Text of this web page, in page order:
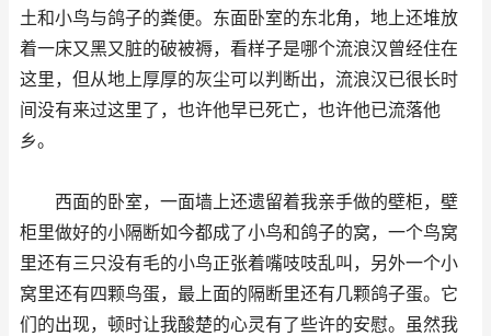
土和小鸟与鸽子的粪便。东面卧室的东北角，地上还堆放
着一床又黑又脏的破被褥，看样子是哪个流浪汉曾经住在
这里，但从地上厚厚的灰尘可以判断出，流浪汉已很长时
间没有来过这里了，也许他早已死亡，也许他已流落他
乡。
西面的卧室，一面墙上还遗留着我亲手做的壁柜，壁
柜里做好的小隔断如今都成了小鸟和鸽子的窝，一个鸟窝
里还有三只没有毛的小鸟正张着嘴吱吱乱叫，另外一个小
窝里还有四颗鸟蛋，最上面的隔断里还有几颗鸽子蛋。它
们的出现，顿时让我酸楚的心灵有了些许的安慰。虽然我